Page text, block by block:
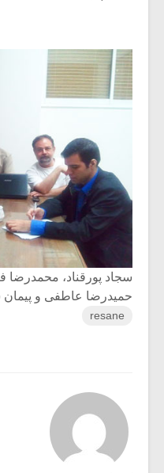
سجاد پورقناد،
حمیدرضا عاطفی و
resane
میکلوش
یادداشتی
متن فیلم
شیش و
اگر نمی
بدنام